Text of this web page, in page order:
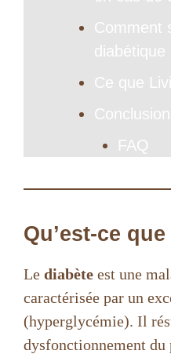
Comment
diabétique
Ce que
FAQ
Qu’est-ce
Le diabète est une
caractérisée par un
(hyperglycémie). Il
dysfonctionnement du